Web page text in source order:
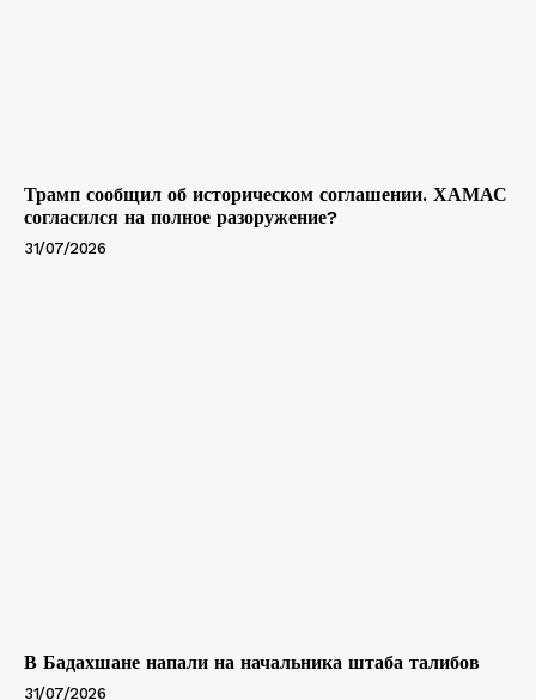
Трамп сообщил об историческом соглашении. ХАМАС
согласился на полное разоружение?
31/07/2026
В Бадахшане напали на начальника штаба талибов
31/07/2026